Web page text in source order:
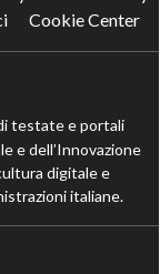
Cookie Center
testate e portali
e dell’Innovazione
digitale e
italiane.